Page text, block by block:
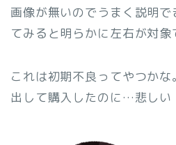
画像が無いのでうまく説明
てみると明らかに左右が対
これは初期不良ってやつか
出して購入したのに…悲しい